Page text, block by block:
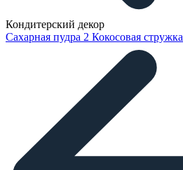
Кондитерский декор
Сахарная пудра 2 Кокосовая стружка